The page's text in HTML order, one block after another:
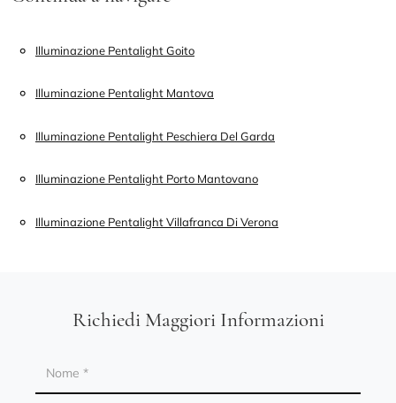
Illuminazione Pentalight Goito
Illuminazione Pentalight Mantova
Illuminazione Pentalight Peschiera Del Garda
Illuminazione Pentalight Porto Mantovano
Illuminazione Pentalight Villafranca Di Verona
Richiedi Maggiori Informazioni